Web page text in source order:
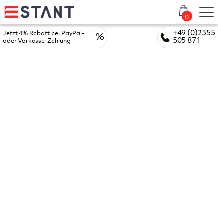
+49 (0)2355
505 871
Jetzt 4% Rabatt bei PayPal-
oder Vorkasse-Zahlung
%
0